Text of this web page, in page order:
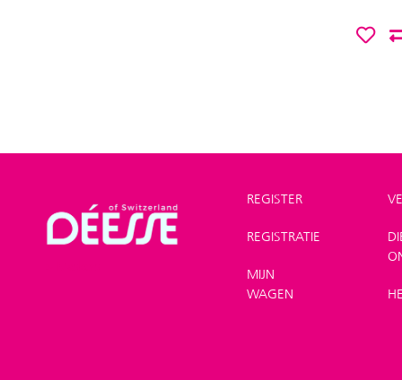
Winkel >Gezicht
REGISTER
REGISTRATIE
MIJN
WAGEN